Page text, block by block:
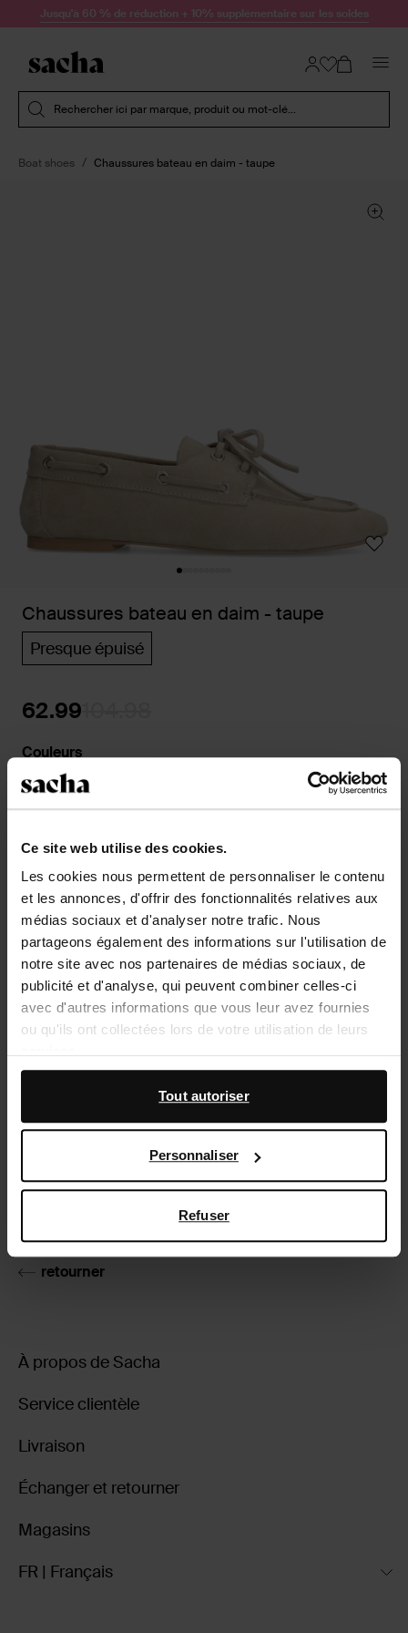
Ce site web utilise des cookies.
Les cookies nous permettent de personnaliser le contenu
et les annonces, d'offrir des fonctionnalités relatives aux
médias sociaux et d'analyser notre trafic. Nous
partageons également des informations sur l'utilisation de
notre site avec nos partenaires de médias sociaux, de
publicité et d'analyse, qui peuvent combiner celles-ci
avec d'autres informations que vous leur avez fournies
ou qu'ils ont collectées lors de votre utilisation de leurs
En outre, nous travaillons avec Google à des fins de
publicité et de mesure. Vous pouvez en savoir plus sur la
page Sécurité et confidentialité des entreprises
de Google,
Tout autoriser
Personnaliser
Refuser
Passer au contenu
Jusqu'à 60 % de réduction + 10% supplémentaire sur les soldes
Rechercher ici par marque, produit ou mot-clé...
Boat shoes Chaussures bateau en daim - taupe
Chaussures bateau en daim - taupe
Presque épuisé
62.99
Couleurs
Sélectionnez votre taille
Service d'assistance
Délai de rétractation de 14 jours
Description du produit
Chaussures bateau couleur taupe de Sacha. Les
chaussures ont des lacets et un talon bas mesurant 1
cm. Les chaussures bateau sont entièrement en cuir.
Détails du produit
Livraison & retour
retourner
À propos de Sacha
Service clientèle
Livraison
Échanger et retourner
Magasins
FR | Français